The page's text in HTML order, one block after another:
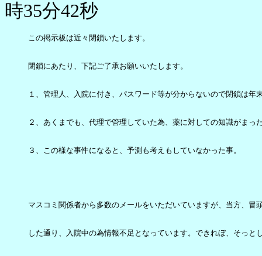
時35分42秒
この掲示板は近々閉鎖いたします。
閉鎖にあたり、下記ご了承お願いいたします。
１、管理人、入院に付き、パスワード等が分からないので閉鎖は年
２、あくまでも、代理で管理していた為、薬に対しての知識がまっ
３、この様な事件になると、予測も考えもしていなかった事。
マスコミ関係者から多数のメールをいただいていますが、当方、冒
した通り、入院中の為情報不足となっています。できれぼ、そっと